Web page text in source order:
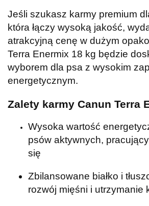
Jeśli szukasz karmy premium
która łączy wysoką jakość,
atrakcyjną cenę w dużym
Terra Enermix 18 kg będzie
wyborem dla psa z wysokim
energetycznym.
Zalety karmy Canun Terra
Wysoka wartość
psów aktywnych,
się
Zbilansowane białko i
rozwój mięśni i utrzymanie